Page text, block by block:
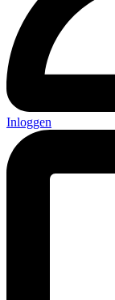
Inloggen